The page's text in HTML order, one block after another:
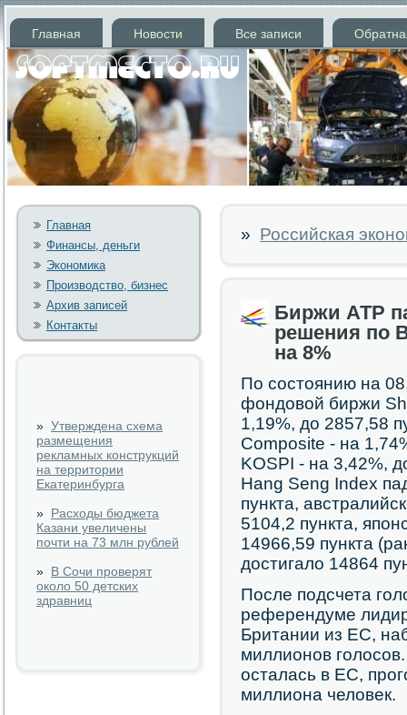
Главная Новости Все записи
Главная
Финансы, деньги
Экономика
Производство, бизнес
Архив записей
Контакты
» Утверждена схема
размещения
рекламных конструкций
на территории
Екатеринбурга
» Расходы бюджета
Казани увеличены
почти на 73 млн рублей
» В Сочи проверят
около 50 детских
здравниц
» Российская
Биржи АТР
решения по
на 8%
По состоянию на
фондовой биржи
1,19%, до 2857,58
Composite - на
KOSPI - на 3,42%,
Hang Seng Index
пункта,
5104,2 пункта,
14966,59 пункта
достигало 14864
После подсчета
референдуме
Британии из ЕС,
миллионов
осталась в ЕС,
миллиона человек.